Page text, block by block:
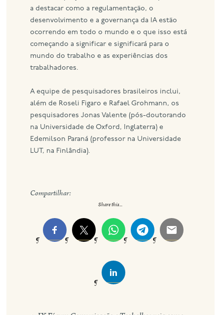
a destacar como a regulamentação, o
desenvolvimento e a governança da IA ​​estão
ocorrendo em todo o mundo e o que isso está
começando a significar e significará para o
mundo do trabalho e as experiências dos
trabalhadores.
A equipe de pesquisadores brasileiros inclui,
além de Roseli Figaro e Rafael Grohmann, os
pesquisadores Jonas Valente (pós-doutorando
na Universidade de Oxford, Inglaterra) e
Edemilson Paraná (professor na Universidade
LUT, na Finlândia).
Compartilhar:
Share this...